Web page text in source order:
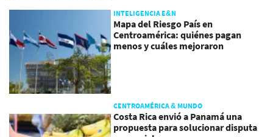
INTELIGENCIA E&N
Mapa del Riesgo País en
Centroamérica: quiénes pagan
menos y cuáles mejoraron
CENTROAMÉRICA & MUNDO
Costa Rica envió a Panamá una
propuesta para solucionar disputa